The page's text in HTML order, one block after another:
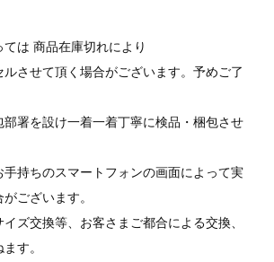
ては 商品在庫切れにより
させて頂く場合がございます。予めご了
部署を設け一着一着丁寧に検品・梱包させ
手持ちのスマートフォンの画面によって実
ございます。
ズ交換等、お客さまご都合による交換、
す。